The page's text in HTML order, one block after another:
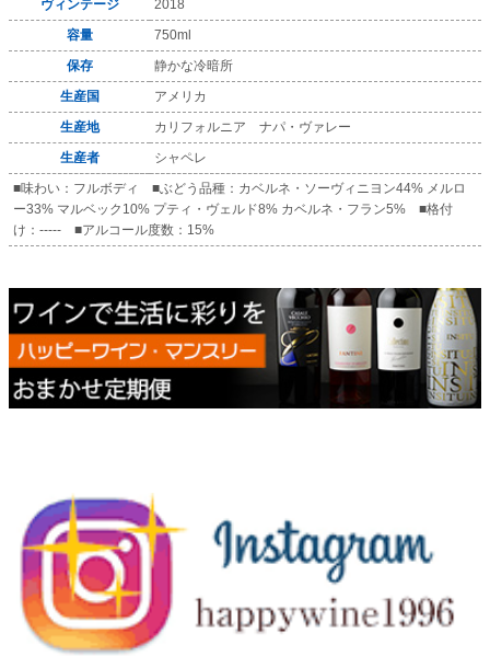
ヴィンテージ
2018
容量
750ml
保存
静かな冷暗所
生産国
アメリカ
生産地
カリフォルニア ナパ・ヴァレー
生産者
シャペレ
■味わい：フルボディ ■ぶどう品種：カベルネ・ソーヴィニヨン44% メルロ
ー33% マルベック10% プティ・ヴェルド8% カベルネ・フラン5% ■格付
け：----- ■アルコール度数：15%